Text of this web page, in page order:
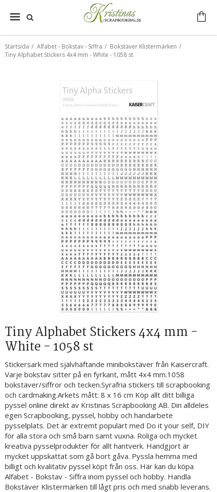
Startsida / Alfabet - Bokstav - Siffra / Bokstäver Klistermärken /
Tiny Alphabet Stickers 4x4 mm - White - 1058 st
Tiny Alphabet Stickers 4x4 mm -
White - 1058 st
Stickersark med självhäftande minibokstäver från Kaisercraft.
Varje bokstav sitter på en fyrkant, mått 4x4 mm.1058
bokstäver/siffror och tecken.Syrafria stickers till scrapbooking
och cardmaking.Arkets mått: 8 x 16 cm Köp allt ditt billiga
pyssel online direkt av Kristinas Scrapbooking AB. Din alldeles
egen Scrapbooking, pyssel, hobby och handarbete
pysselplats. Det är extremt populärt med Do it your self, DIY
för alla stora och små barn samt vuxna. Roliga och mycket
kreativa pysselprodukter för allt hantverk. Handgjort är
mycket uppskattat som gå bort gåva. Pyssla hemma med
billigt och kvalitativ pyssel köpt från oss. Här kan du köpa
Alfabet - Bokstav - Siffra inom pyssel och hobby. Handla
Bokstäver Klistermärken till lågt pris och med snabb leverans.